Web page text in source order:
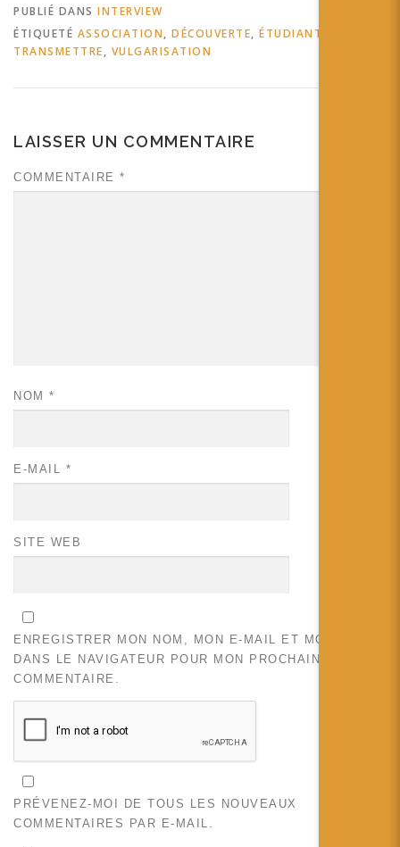
PUBLIÉ DANS INTERVIEW
ÉTIQUETÉ ASSOCIATION, DÉCOUVERTE, ÉTUDIANT
TRANSMETTRE, VULGARISATION
LAISSER UN COMMENTAIRE
COMMENTAIRE *
NOM *
E-MAIL *
SITE WEB
ENREGISTRER MON NOM, MON E-MAIL ET MON SITE
DANS LE NAVIGATEUR POUR MON PROCHAIN
COMMENTAIRE.
PRÉVENEZ-MOI DE TOUS LES NOUVEAUX
COMMENTAIRES PAR E-MAIL.